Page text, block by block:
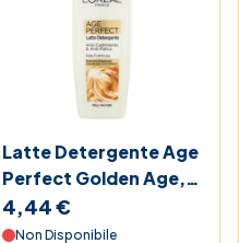
Elenco Farmaci
Black Friday 2025
Le Formule del Farmacista
Latte Detergente Age
Perfect Golden Age,
Adatto A Pelli Mature
4,44 €
Non Disponibile